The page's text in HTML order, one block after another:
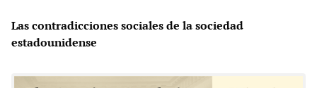
Las contradicciones sociales de la sociedad
estadounidense